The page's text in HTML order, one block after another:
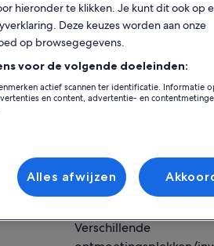
alle
vier
en
een reis
je de
het land
en
Locatie van activiteit
Island of Capri
Verzamelpunt/
Antonino Esposito -
2 Piazza Marinai D'Italia
Verschillende
hieronder te klikken. Je kunt dit ook op
Deze keuzes worden aan onze
op browsegegevens.
voor de volgende doeleinden:
actief scannen ter identificatie. Informatie
en content, advertentie- en
Alles afwijzen